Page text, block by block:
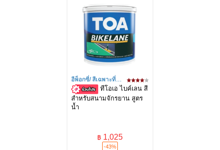
อีพ็อกซี่/ สีเฉพาะที่/สี
ลอฟท์/เท็กเจอร์ทีโอเอ ไบค์เลน สี
สำหรับสนามจักรยาน สูตร
น้ำ
฿ 1,025
-43%